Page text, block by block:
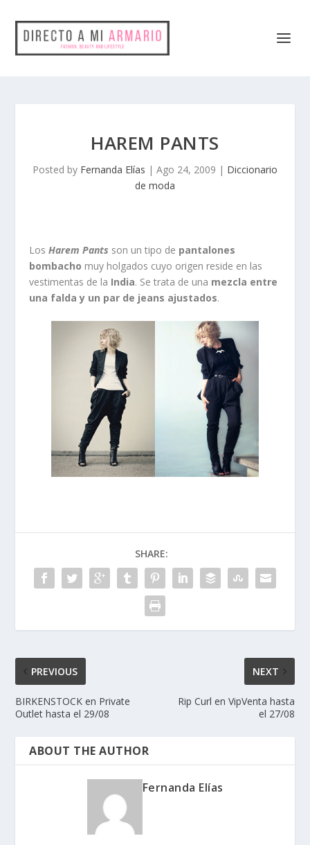
HAREM PANTS
Posted by Fernanda Elías | Ago 24, 2009 | Diccionario
de moda
LosHarem Pants son un tipo de pantalones
bombacho muy holgados cuyo origen reside en las
vestimentas de la India. Se trata de una mezcla entre
una falda y un par de jeans ajustados.
SHARE:
PREVIOUS
BIRKENSTOCK en Private
Outlet hasta el 29/08
NEXT
Rip Curl en VipVenta hasta
el 27/08
ABOUT THE AUTHOR
Fernanda Elías